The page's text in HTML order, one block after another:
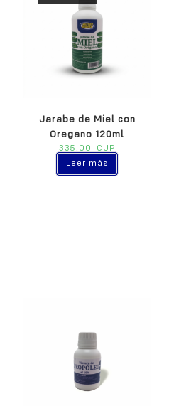
Jarabe de Miel con
Oregano 120ml
335.00
CUP
Leer más